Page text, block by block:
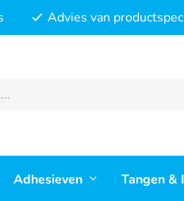
Advies van
Adhesieven Tangen &